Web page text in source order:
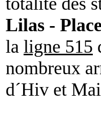
Lilas -
la ligne 515
nombreux
d´Hiv et